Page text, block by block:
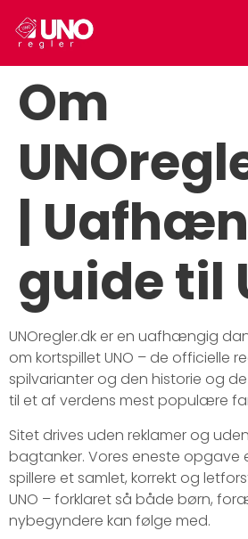
Om
|
guide til
UNOregler.dk er en uafhængig
om kortspillet UNO – de officielle
spilvarianter og den historie og
til et af verdens mest populære
Sitet drives uden reklamer og
bagtanker. Vores eneste opgave
spillere et samlet, korrekt og
UNO – forklaret så både børn,
nybegyndere kan følge med.